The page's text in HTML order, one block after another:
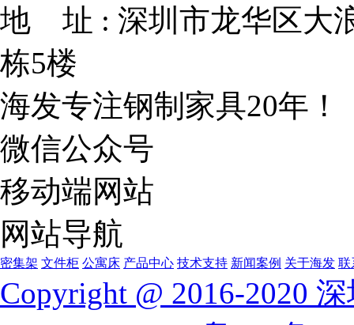
地 址 : 深圳市龙华区大
栋5楼
海发专注钢制家具20年！
微信公众号
移动端网站
网站导航
密集架 文件柜 公寓床 产品中心 技术支持 新闻案例 关于海发 联
Copyright @ 2016-2020